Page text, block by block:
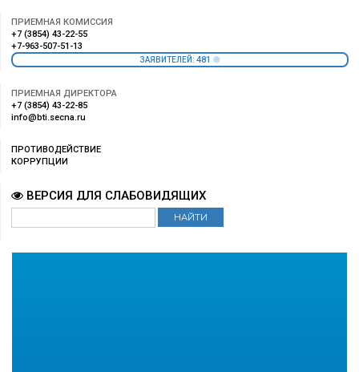
ПРИЕМНАЯ КОМИССИЯ
+7 (3854) 43-22-55
+7-963-507-51-13
ЗАЯВИТЕЛЕЙ: 481
ПРИЕМНАЯ ДИРЕКТОРА
+7 (3854) 43-22-85
info@bti.secna.ru
ПРОТИВОДЕЙСТВИЕ
КОРРУПЦИИ
ВЕРСИЯ ДЛЯ СЛАБОВИДЯЩИХ